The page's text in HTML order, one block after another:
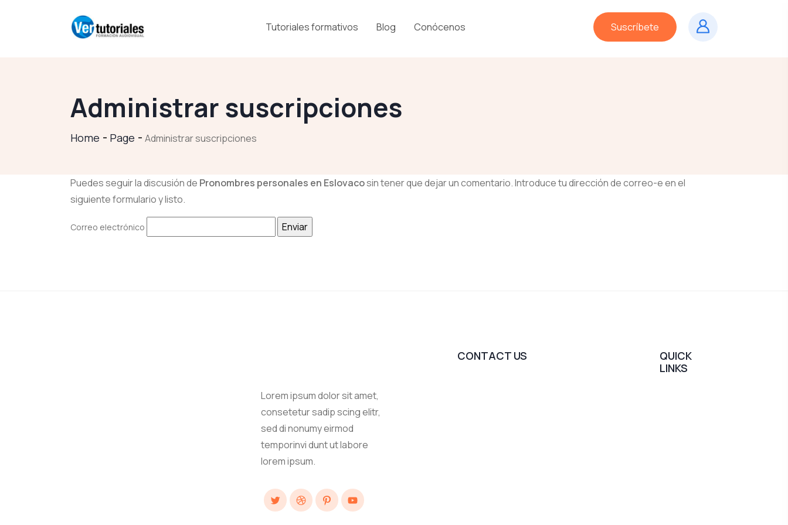
Tutoriales formativos Blog Conócenos Suscríbete
Administrar suscripciones
Home Page Administrar suscripciones
Puedes seguir la discusión de Pronombres personales en Eslovacosin tener que dejar un comentario. Introduce tu dirección de correo-e en el
siguiente formulario y listo.
Correo electrónico
Lorem ipsum dolor sit amet,
consetetur sadip scing elitr,
sed di nonumy eirmod
temporinvi dunt ut labore
lorem ipsum.
TwitterDribbblePinterestYouTube
CONTACT US
QUICK
LINKS